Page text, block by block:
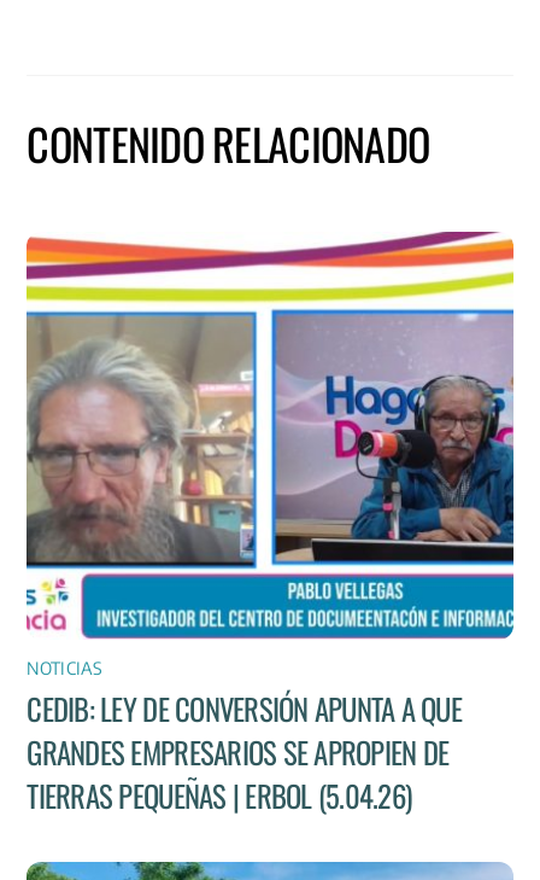
CONTENIDO RELACIONADO
NOTICIAS
CEDIB: LEY DE CONVERSIÓN APUNTA A QUE
GRANDES EMPRESARIOS SE APROPIEN DE
TIERRAS PEQUEÑAS | ERBOL (5.04.26)